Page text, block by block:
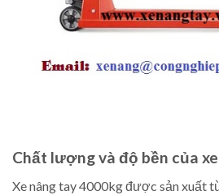
Chất lượng và độ bền của
Xe nâng tay 4000kg được sản xuất